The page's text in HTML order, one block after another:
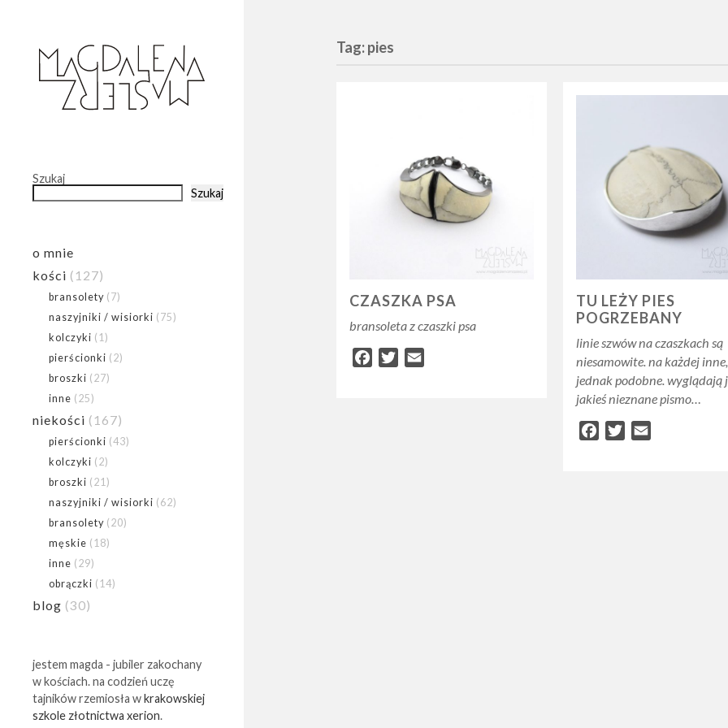
Szukaj
Szukaj
o mnie
kości (127)
bransolety (7)
naszyjniki / wisiorki (75)
kolczyki (1)
pierścionki (2)
broszki (27)
inne (25)
niekości (167)
pierścionki (43)
kolczyki (2)
broszki (21)
naszyjniki / wisiorki (62)
bransolety (20)
męskie (18)
inne (29)
obrączki (14)
blog (30)
jestem magda - jubiler zakochany
w kościach. na codzień uczę
tajników rzemiosła wkrakowskiej
szkole złotnictwa xerion.
Tag: pies
CZASZKA PSA
bransoleta z czaszki psa
Facebook
Twitter
TU LEŻY PIES
POGRZEBANY
linie szwów na czaszkach są
niesamowite. na każdej
jednak podobne. wyglądają
jakieś nieznane pismo…
Facebook
Twitter